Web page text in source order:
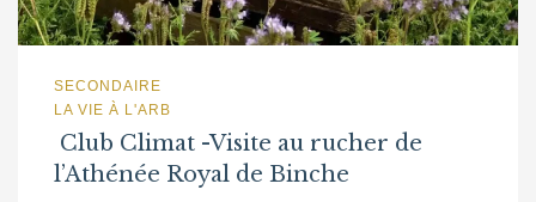
SECONDAIRE
LA VIE À L'ARB
Club Climat -Visite au rucher de
l’Athénée Royal de Binche